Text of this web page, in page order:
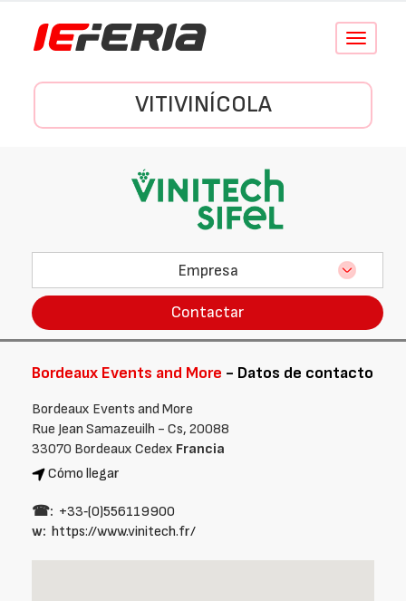
Conmutar
VITIVINÍCOLA
Empresa
Contactar
Bordeaux Events and More - Datos de contacto
Bordeaux Events and More
Rue Jean Samazeuilh - Cs, 20088
33070 Bordeaux Cedex Francia
Cómo llegar
☎: +33‑(0)556119900
w: https://www.vinitech.fr/